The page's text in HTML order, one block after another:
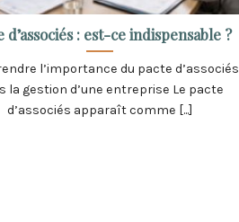
d’associés : est-ce indispensable ?
l’importance du pacte d’associés
la gestion d’une entreprise Le pacte
d’associés apparaît comme [...]